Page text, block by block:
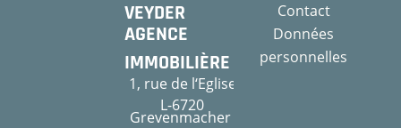
VEYDER
AGENCE
IMMOBILIÈRE
1, rue de l‘Eglise
L-6720
Grevenmacher
Contact
Données
personnelles